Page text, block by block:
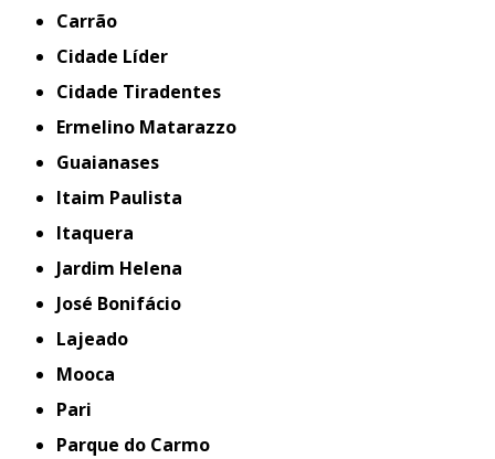
Carrão
Cidade Líder
Cidade Tiradentes
Ermelino Matarazzo
Guaianases
Itaim Paulista
Itaquera
Jardim Helena
José Bonifácio
Lajeado
Mooca
Pari
Parque do Carmo